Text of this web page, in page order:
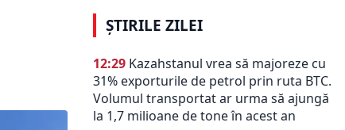
ȘTIRILE ZILEI
12:29 Kazahstanul vrea să majoreze cu
31% exporturile de petrol prin ruta BTC.
Volumul transportat ar urma să ajungă
la 1,7 milioane de tone în acest an